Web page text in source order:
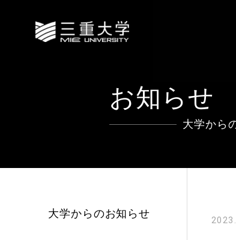
お知らせ
大学から
大学からのお知らせ